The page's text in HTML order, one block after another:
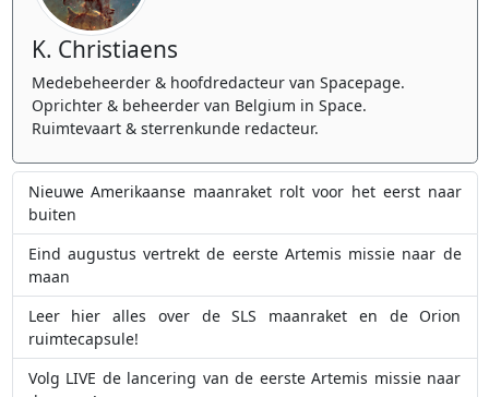
K. Christiaens
Medebeheerder & hoofdredacteur van Spacepage.
Oprichter & beheerder van Belgium in Space.
Ruimtevaart & sterrenkunde redacteur.
Nieuwe Amerikaanse maanraket rolt voor het eerst naar
buiten
Eind augustus vertrekt de eerste Artemis missie naar de
maan
Leer hier alles over de SLS maanraket en de Orion
ruimtecapsule!
Volg LIVE de lancering van de eerste Artemis missie naar